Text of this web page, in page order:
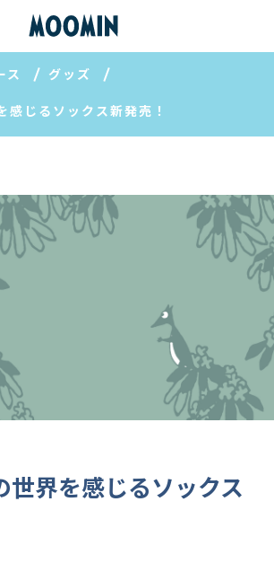
ス グッズ
感じるソックス新発売！
世界を感じるソックス